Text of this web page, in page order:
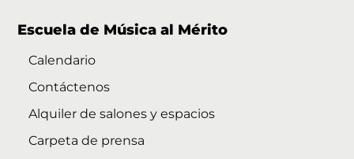
Escuela de Música al Mérito
Calendario
Contáctenos
Alquiler de salones y espacios
Carpeta de prensa